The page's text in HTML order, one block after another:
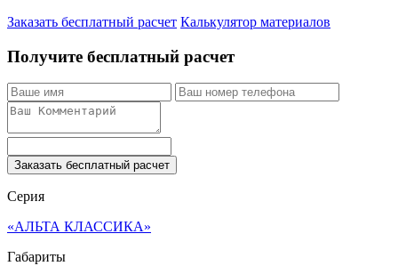
Заказать бесплатный расчет Калькулятор материалов
Получите бесплатный расчет
Заказать бесплатный расчет
Серия
«АЛЬТА КЛАССИКА»
Габариты